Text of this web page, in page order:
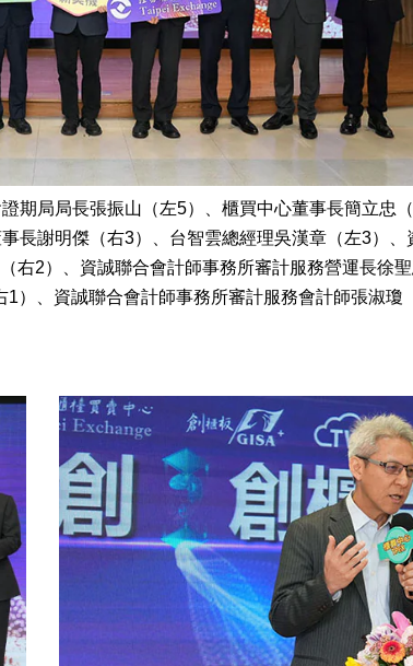
期局局長張振山（左5）、櫃買中心董事長簡立忠
長謝明傑（右3）、台智雲總經理吳漢章（左3）、
右2）、資誠聯合會計師事務所審計服務營運長徐聖
1）、資誠聯合會計師事務所審計服務會計師張淑瓊